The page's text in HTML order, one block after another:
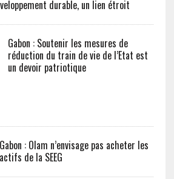
durable, un lien étroit
Gabon : Soutenir les mesures de
réduction du train de vie de l’Etat est
un devoir patriotique
Gabon : Olam n’envisage pas acheter les
actifs de la SEEG